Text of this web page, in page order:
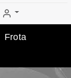
Frota